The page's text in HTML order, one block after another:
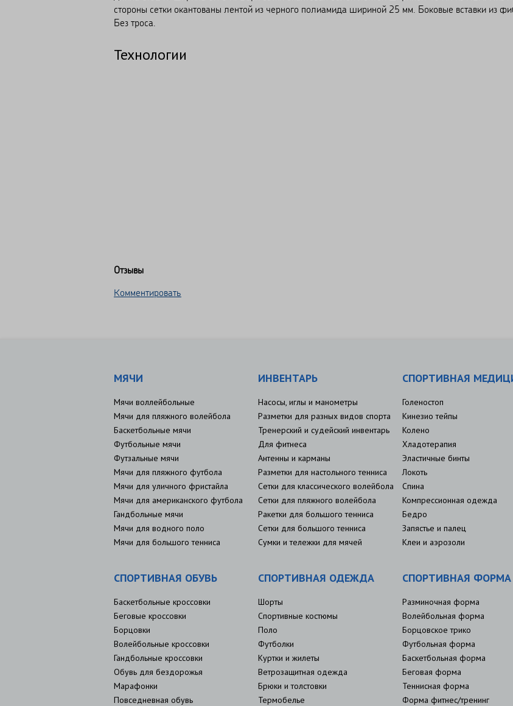
стороны сетки окантованы лентой из черного полиамида шириной 25 мм. Боковые вставки из
Без троса.
Технологии
Отзывы
Комментировать
МЯЧИ
Мячи воллейбольные
Мячи для пляжного волейбола
Баскетбольные мячи
Футбольные мячи
Футзальные мячи
Мячи для пляжного футбола
Мячи для уличного фристайла
Мячи для американского футбола
Гандбольные мячи
Мячи для водного поло
Мячи для большого тенниса
ИНВЕНТАРЬ
Насосы, иглы и манометры
Разметки для разных видов спорта
Тренерский и судейский инвентарь
Для фитнеса
Антенны и карманы
Разметки для настольного тенниса
Сетки для классического волейбола
Сетки для пляжного волейбола
Ракетки для большого тенниса
Сетки для большого тенниса
Сумки и тележки для мячей
СПОРТИВНАЯ
Голеностоп
Кинезио тейпы
Колено
Хладотерапия
Эластичные бинты
Локоть
Спина
Компрессионная одежда
Бедро
Запястье и палец
Клеи и аэрозоли
СПОРТИВНАЯ ОБУВЬ
Баскетбольные кроссовки
Беговые кроссовки
Борцовки
Волейбольные кроссовки
Гандбольные кроссовки
Обувь для бездорожья
Марафонки
Повседневная обувь
СПОРТИВНАЯ ОДЕЖДА
Шорты
Спортивные костюмы
Поло
Футболки
Куртки и жилеты
Ветрозащитная одежда
Брюки и толстовки
Термобелье
СПОРТИВНАЯ ФОРМА
Разминочная форма
Волейбольная форма
Борцовское трико
Футбольная форма
Баскетбольная форма
Беговая форма
Теннисная форма
Форма фитнес/тренинг